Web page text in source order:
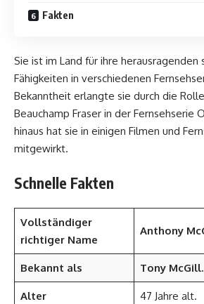
Fakten
Sie ist im Land für ihre herausragenden
Fähigkeiten in verschiedenen
Bekanntheit erlangte sie durch die
Beauchamp Fraser in der Fernsehserie
hinaus hat sie in einigen Filmen und
mitgewirkt.
Schnelle Fakten
Vollständiger
richtiger Name
Anthony
Bekannt als Tony McGill.
Alter 47 Jahre alt.